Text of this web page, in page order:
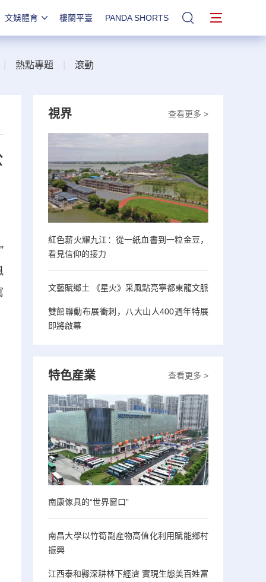
文娛體育 樓蘭平臺 PANDA SHORTS 站內搜索
熱點專題 滾動
查看更多 >
視界
紅色薪火耀九江：從一紙血書到一粒金豆，
看見信仰的接力
文藝賦鄉土 《星火》采風點亮寧都東龍文脈
雙館聯動布展衝刺，八大山人400週年特展
即將啟幕
查看更多 >
特色産業
南康傢具的“世界窗口”
南昌大學以竹筍副産物高值化利用賦能鄉村
振興
江西泰和縣深耕林下經濟 實現生態美百姓富